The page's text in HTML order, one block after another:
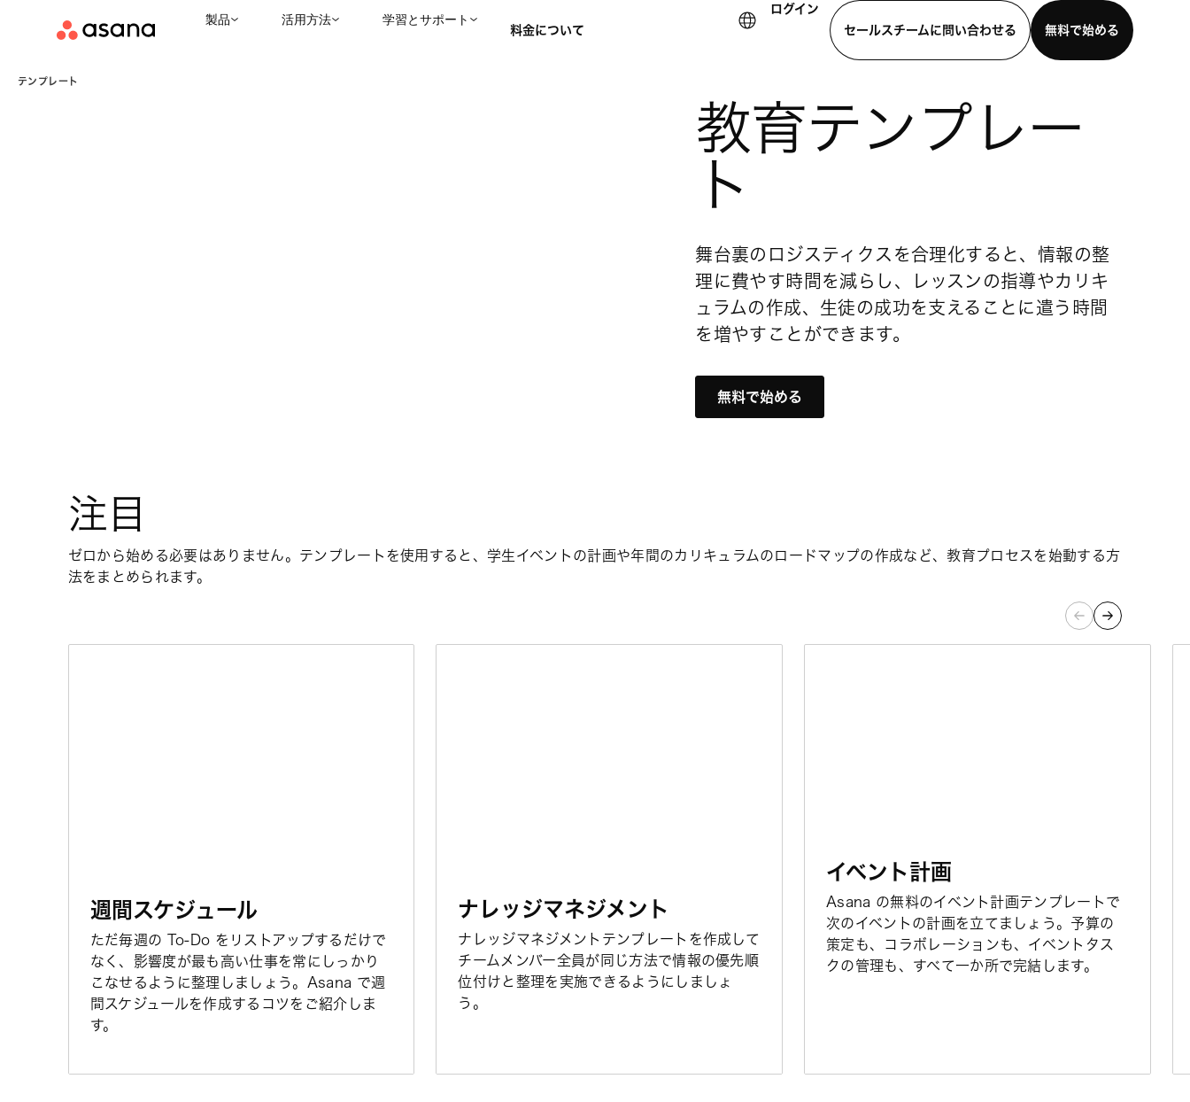
製品 活用方法 学習とサポート
料金について
ログイン
セールスチームに問い合わせる
無料で始める
セールスチームに問い合わせる デモを見る モバイルアプリをダウンロード
テンプレート
教育テンプレー
ト
舞台裏のロジスティクスを合理化すると、情報の整
理に費やす時間を減らし、レッスンの指導やカリキ
ュラムの作成、生徒の成功を支えることに遣う時間
を増やすことができます。
無料で始める
注目
ゼロから始める必要はありません。テンプレートを使用すると、学生イベントの計画や年間のカリキュラムのロードマップの作成など、教育プロセスを始動する方
法をまとめられます。
週間スケジュール
ただ毎週の To-Do をリストアップするだけで
なく、影響度が最も高い仕事を常にしっかり
こなせるように整理しましょう。Asana で週
間スケジュールを作成するコツをご紹介しま
す。
ナレッジマネジメント
ナレッジマネジメントテンプレートを作成して
チームメンバー全員が同じ方法で情報の優先順
位付けと整理を実施できるようにしましょ
う。
イベント計画
Asana の無料のイベント計画テンプレートで
次のイベントの計画を立てましょう。予算の
策定も、コラボレーションも、イベントタス
クの管理も、すべて一か所で完結します。